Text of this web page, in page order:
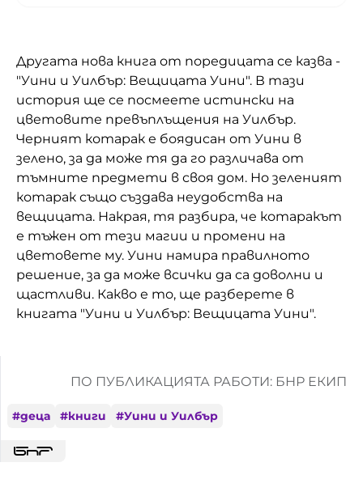
Другата нова книга от поредицата се казва -
"Уини и Уилбър: Вещицата Уини". В тази
история ще се посмеете истински на
цветовите превъплъщения на Уилбър.
Черният котарак е боядисан от Уини в
зелено, за да може тя да го различава от
тъмните предмети в своя дом. Но зеленият
котарак също създава неудобства на
вещицата. Накрая, тя разбира, че котаракът
е тъжен от тези магии и промени на
цветовете му. Уини намира правилното
решение, за да може всички да са доволни и
щастливи. Какво е то, ще разберете в
книгата "Уини и Уилбър: Вещицата Уини".
ПО ПУБЛИКАЦИЯТА РАБОТИ: БНР ЕКИП
#деца #книги #Уини и Уилбър